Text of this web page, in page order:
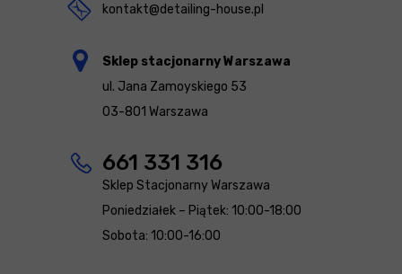
kontakt@detailing-house.pl
Sklep stacjonarny Warszawa
ul. Jana Zamoyskiego 53
03-801 Warszawa
661 331 316
Sklep Stacjonarny Warszawa
Poniedziałek – Piątek: 10:00-18:00
Sobota: 10:00-16:00